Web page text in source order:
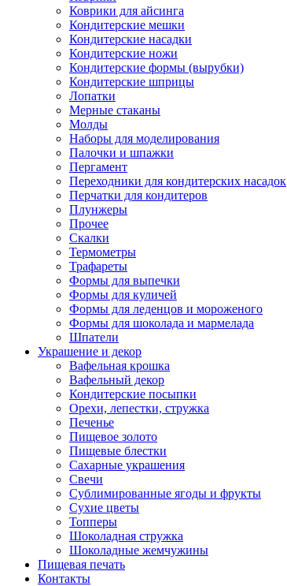
Коврики для айсинга
Кондитерские мешки
Кондитерские насадки
Кондитерские ножи
Кондитерские формы (вырубки)
Кондитерские шприцы
Лопатки
Мерные стаканы
Молды
Наборы для моделирования
Палочки и шпажки
Пергамент
Переходники для кондитерских насадок
Перчатки для кондитеров
Плунжеры
Прочее
Скалки
Термометры
Трафареты
Формы для выпечки
Формы для куличей
Формы для леденцов и мороженого
Формы для шоколада и мармелада
Шпатели
Украшение и декор
Вафельная крошка
Вафельный декор
Кондитерские посыпки
Орехи, лепестки, стружка
Печенье
Пищевое золото
Пищевые блестки
Сахарные украшения
Свечи
Сублимированные ягоды и фрукты
Сухие цветы
Топперы
Шоколадная стружка
Шоколадные жемчужины
Пищевая печать
Контакты